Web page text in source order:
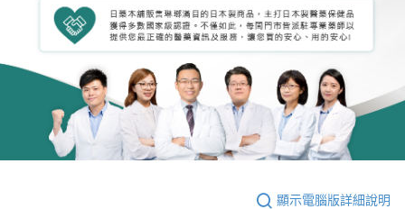
顯示電腦版詳細說明